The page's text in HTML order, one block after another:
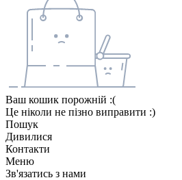
Ваш кошик порожній :(
Це ніколи не пізно виправити :)
Пошук
Дивилися
Контакти
Меню
Зв'язатись з нами